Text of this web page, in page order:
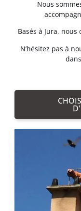
Nous
Basés à Jura,
N’hésitez pas à